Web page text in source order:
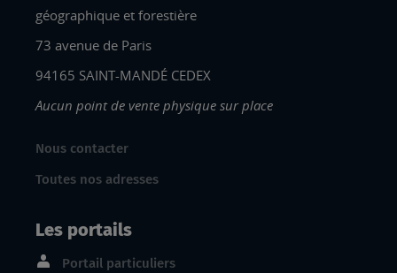
géographique et forestière
73 avenue de Paris
94165 SAINT-MANDÉ CEDEX
Aucun point de vente physique sur place
Nous contacter
Toutes nos adresses
Les portails
Portail particuliers